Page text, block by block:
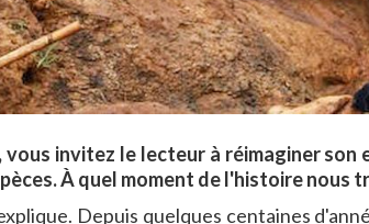
vous invitez le lecteur à réimaginer son
À quel moment de l'histoire nous
Depuis quelques centaines